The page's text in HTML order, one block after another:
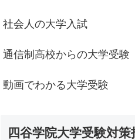
社会人の大学入試
通信制高校からの大学受験
動画でわかる大学受験
四谷学院大学受験対